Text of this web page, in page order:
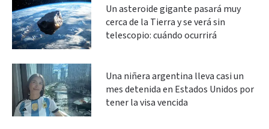
Un asteroide gigante pasará muy
cerca de la Tierra y se verá sin
telescopio: cuándo ocurrirá
Una niñera argentina lleva casi un
mes detenida en Estados Unidos por
tener la visa vencida